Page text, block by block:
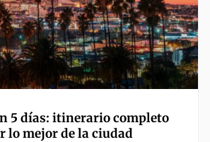
5 días: itinerario completo
lo mejor de la ciudad